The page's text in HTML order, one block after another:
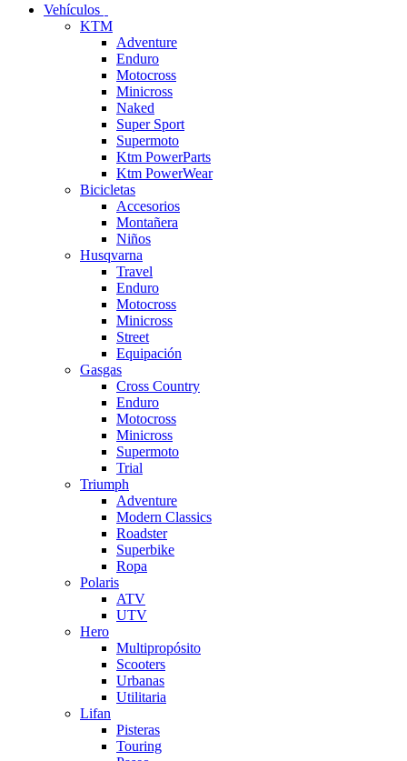
Vehículos
KTM
Adventure
Enduro
Motocross
Minicross
Naked
Super Sport
Supermoto
Ktm PowerParts
Ktm PowerWear
Bicicletas
Accesorios
Montañera
Niños
Husqvarna
Travel
Enduro
Motocross
Minicross
Street
Equipación
Gasgas
Cross Country
Enduro
Motocross
Minicross
Supermoto
Trial
Triumph
Adventure
Modern Classics
Roadster
Superbike
Ropa
Polaris
ATV
UTV
Hero
Multipropósito
Scooters
Urbanas
Utilitaria
Lifan
Pisteras
Touring